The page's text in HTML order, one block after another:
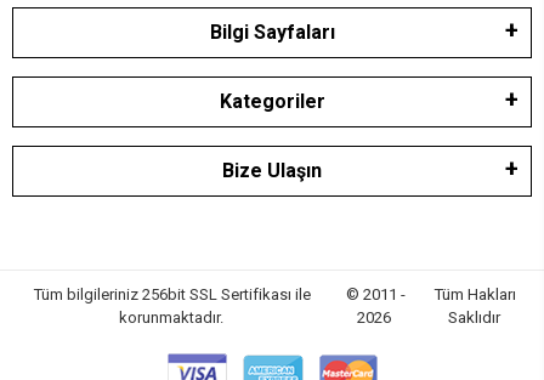
Bilgi Sayfaları
Kategoriler
Bize Ulaşın
Tüm bilgileriniz 256bit SSL Sertifikası ile
korunmaktadır.
© 2011 -
2026
Tüm Hakları
Saklıdır